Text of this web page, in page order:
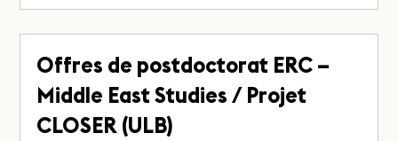
Offres de postdoctorat ERC –
Middle East Studies / Projet
CLOSER (ULB)